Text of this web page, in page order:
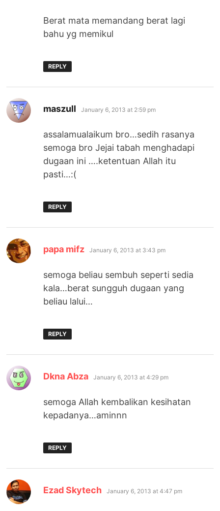
Berat mata memandang berat lagi
bahu yg memikul
REPLY
maszull says:
January 6, 2013 at 2:59 pm
assalamualaikum bro…sedih rasanya
semoga bro Jejai tabah menghadapi
dugaan ini ….ketentuan Allah itu
pasti…:(
REPLY
papa mifz says:
January 6, 2013 at 3:43 pm
semoga beliau sembuh seperti sedia
kala…berat sungguh dugaan yang
beliau lalui…
REPLY
Dkna Abza says:
January 6, 2013 at 4:29 pm
semoga Allah kembalikan kesihatan
kepadanya…aminnn
REPLY
Ezad Skytech says:
January 6, 2013 at 4:47 pm